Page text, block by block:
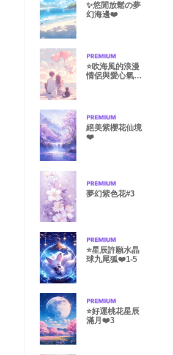
✨悠閒放鬆の夢
幻海邊❤️
⭐️吹海風的浪漫
情侶與愛心氣球
絕美紫櫻花仙境
❤️
夢幻紫色花#3
⭐️星辰許願水晶
球九尾狐❤️1-5
⭐️好運桃花星辰
滿月❤️3